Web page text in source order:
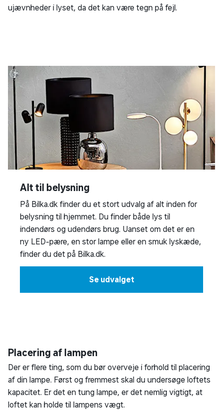
ujævnheder i lyset, da det kan være tegn på fejl.
Alt til belysning
På Bilka.dk finder du et stort udvalg af alt inden for
belysning til hjemmet. Du finder både lys til
indendørs og udendørs brug. Uanset om det er en
ny LED-pære, en stor lampe eller en smuk lyskæde,
finder du det på Bilka.dk.
Se udvalget
Placering af lampen
Der er flere ting, som du bør overveje i forhold til placering
af din lampe. Først og fremmest skal du undersøge loftets
kapacitet. Er det en tung lampe, er det nemlig vigtigt, at
loftet kan holde til lampens vægt.